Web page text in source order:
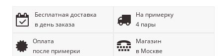
Бесплатная доставка
в день заказа
На примерку
4 пары
Оплата
после примерки
Магазин
в Москве